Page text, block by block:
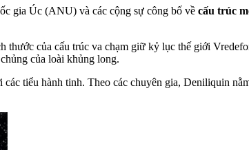
gia Úc (ANU) và các cộng sự công bố về cấu trúc
thước của cấu trúc va chạm giữ kỷ lục thế giới
của loài khủng long.
tiểu hành tinh. Theo các chuyên gia, Deniliquin